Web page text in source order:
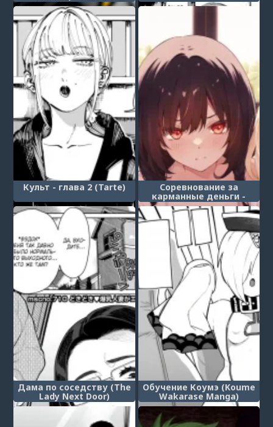
Культ - глава 2 (Tarte) Соревнование за
карманные деньги -
глава 2. ～К чёрту
деньги, давайте просто
займёмся тройничком!
(Kateinai baishun №2～
Okane wa iranai, San Pi ga
Shitai!; Allowance Arms
Race №2～Screw the
Money, Let's Have a
Threeway!)
Дама по соседству (The
Lady Next Door)
Обучение Коумэ (Koume
Wakarase Manga)